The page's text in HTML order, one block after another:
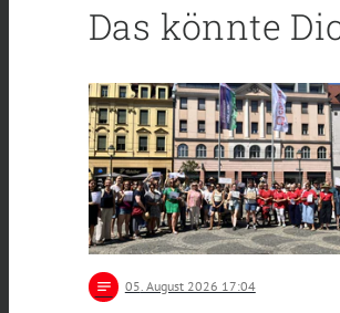
Das könnte
notes 05. August 2026 17:04